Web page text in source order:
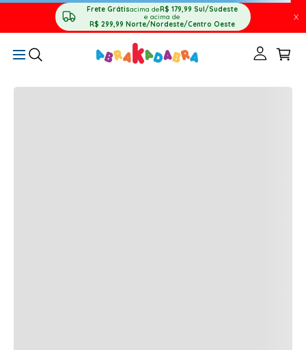
Frete Grátisacima deR$ 179,99 Sul/Sudeste
e acima de
R$ 299,99 Norte/Nordeste/Centro Oeste
X